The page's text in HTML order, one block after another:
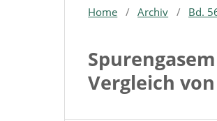
Home / Archiv / Bd.
Vergleich